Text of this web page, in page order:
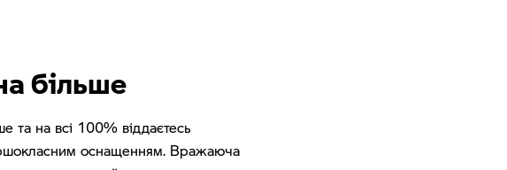
більше
та на всі 100% віддаєтесь
оснащенням. Вражаюча